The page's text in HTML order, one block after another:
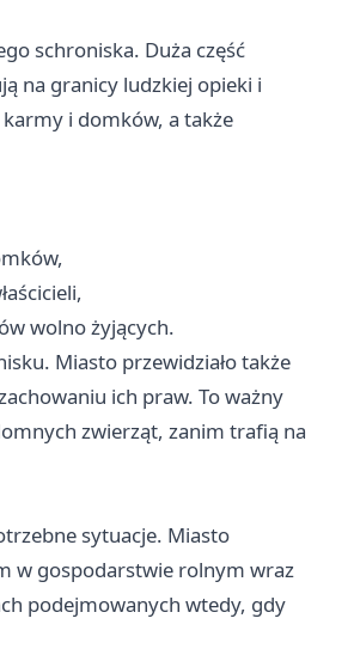
schroniska. Duża część
na granicy ludzkiej opieki i
i domków, a także
wolno żyjących.
Miasto przewidziało także
ich praw. To ważny
zwierząt, zanim trafią na
sytuacje. Miasto
w gospodarstwie rolnym wraz
podejmowanych wtedy, gdy